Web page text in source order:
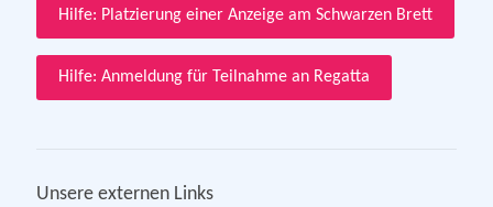
Hilfe: Platzierung einer Anzeige am Schwarzen Brett
Hilfe: Anmeldung für Teilnahme an Regatta
Unsere externen Links